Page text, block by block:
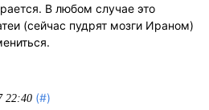
В любом случае это
(сейчас пудрят мозги Ираном)
22:40 (#)